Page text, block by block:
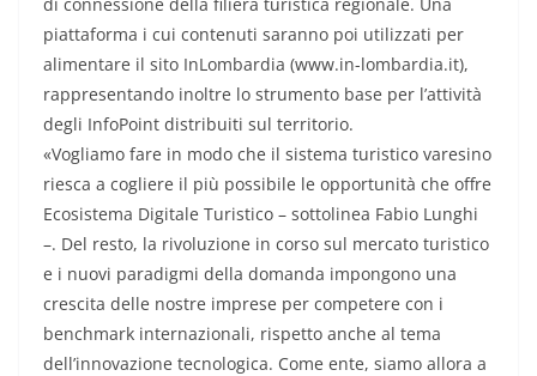
piattaforma i cui contenuti saranno poi utilizzati per
alimentare il sito InLombardia (www.in-lombardia.it),
rappresentando inoltre lo strumento base per l’attività
degli InfoPoint distribuiti sul territorio.
«Vogliamo fare in modo che il sistema turistico varesino
riesca a cogliere il più possibile le opportunità che offre
Ecosistema Digitale Turistico – sottolinea Fabio Lunghi
–. Del resto, la rivoluzione in corso sul mercato turistico
e i nuovi paradigmi della domanda impongono una
crescita delle nostre imprese per competere con i
benchmark internazionali, rispetto anche al tema
dell’innovazione tecnologica. Come ente, siamo allora a